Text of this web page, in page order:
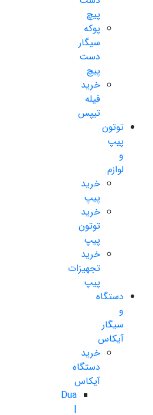
پیچ
پوکه
سیگار
دست
پیچ
خرید
فیله
تیپس
توتون
پیپ
و
لوازم
خرید
پیپ
خرید
توتون
پیپ
خرید
تجهیزات
پیپ
دستگاه
و
سیگار
آیکاس
خرید
دستگاه
آیکاس
Dua
|